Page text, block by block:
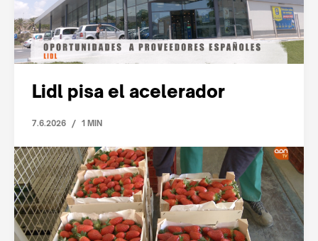
Lidl pisa el acelerador
7.6.2026 / 1 MIN